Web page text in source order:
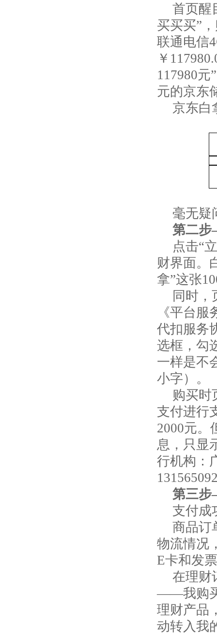
首页醒
买买买”
联通电信
￥
117980
元的京东
京东白
毫无疑
第二
点击“
财界面。
拿”这张
同时，
《平台
代扣服务
选框，勾
一样是不
小字）。
购买时
支付进行
2000元。
息，只显
行机构：
第三
支付成
商品订
物流情况
E卡和发
在理财
——我购买
理财产品
动转入我